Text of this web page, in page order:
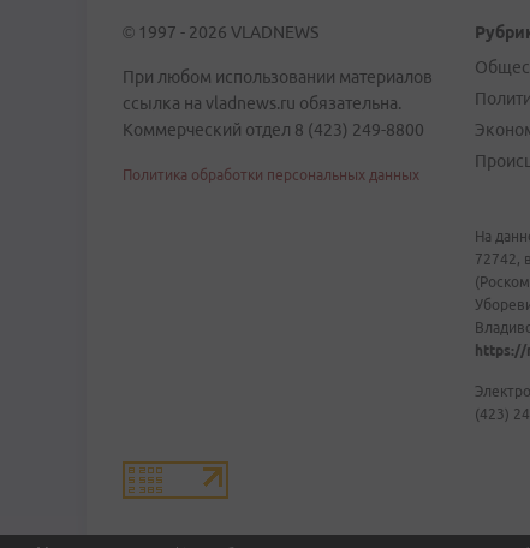
© 1997 - 2026 VLADNEWS
При любом использовании материалов
ссылка на vladnews.ru обязательна.
Коммерческий отдел 8 (423) 249-8800
Политика обработки персональных данных
На
72742,
https://
(423)